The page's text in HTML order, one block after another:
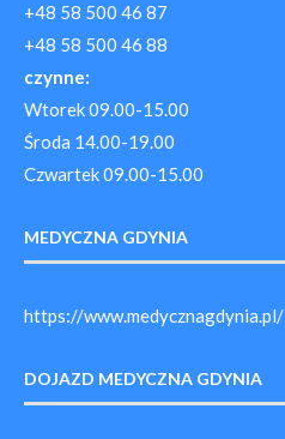
+48 58 500 46 87
+48 58 500 46 88
czynne:
Wtorek 09.00-15.00
Środa 14.00-19.00
Czwartek 09.00-15.00
MEDYCZNA GDYNIA
https://www.medycznagdynia.pl/
DOJAZD MEDYCZNA GDYNIA